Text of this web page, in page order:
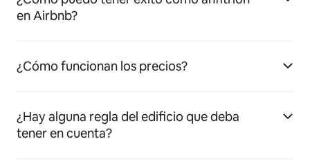
en Airbnb?
¿Cómo funcionan los precios?
¿Hay alguna regla del edificio que deba
tener en cuenta?